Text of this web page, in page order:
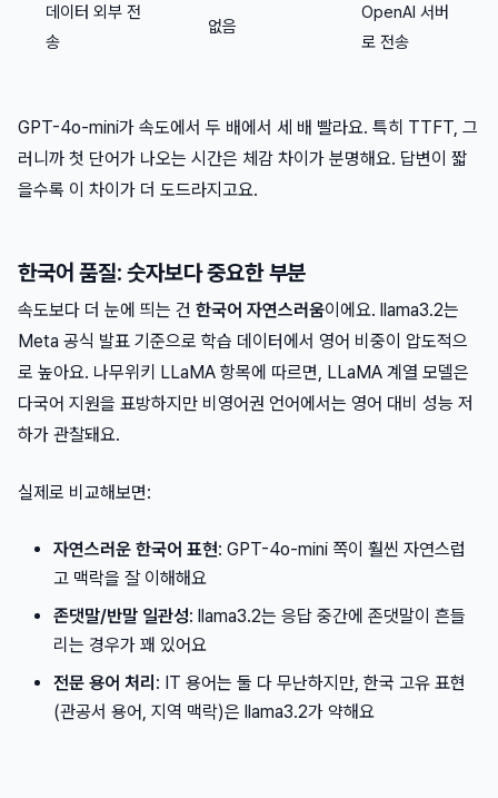
데이터 외부 전
송
없음
OpenAI 서버
로 전송
GPT-4o-mini가 속도에서 두 배에서 세 배 빨라요. 특히 TTFT, 그
러니까 첫 단어가 나오는 시간은 체감 차이가 분명해요. 답변이 짧
을수록 이 차이가 더 도드라지고요.
한국어 품질: 숫자보다 중요한 부분
속도보다 더 눈에 띄는 건 한국어 자연스러움이에요. llama3.2는
Meta 공식 발표 기준으로 학습 데이터에서 영어 비중이 압도적으
로 높아요. 나무위키 LLaMA 항목에 따르면, LLaMA 계열 모델은
다국어 지원을 표방하지만 비영어권 언어에서는 영어 대비 성능 저
하가 관찰돼요.
실제로 비교해보면:
자연스러운 한국어 표현: GPT-4o-mini 쪽이 훨씬 자연스럽
고 맥락을 잘 이해해요
존댓말/반말 일관성: llama3.2는 응답 중간에 존댓말이 흔들
리는 경우가 꽤 있어요
전문 용어 처리 : IT 용어는 둘 다 무난하지만, 한국 고유 표현
(관공서 용어, 지역 맥락)은 llama3.2가 약해요